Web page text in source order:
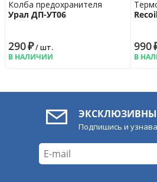
Колба предохранителя
Урал ДП-УТ06
290₽/ шт.
В НАЛИЧИИ
990
В
Подпишись и